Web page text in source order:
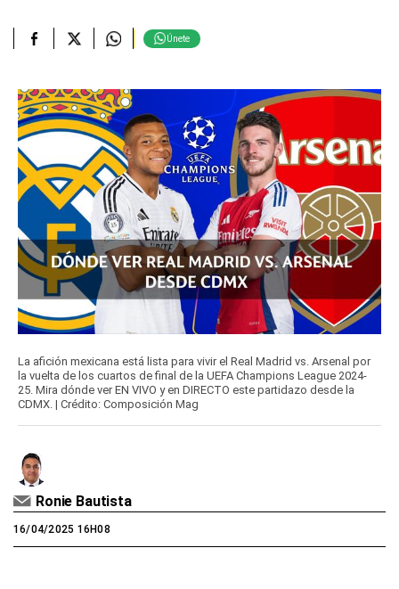
Únete
La afición mexicana está lista para vivir el Real Madrid vs. Arsenal por
la vuelta de los cuartos de final de la UEFA Champions League 2024-
25. Mira dónde ver EN VIVO y en DIRECTO este partidazo desde la
CDMX. | Crédito: Composición Mag
Ronie Bautista
16/04/2025 16H08